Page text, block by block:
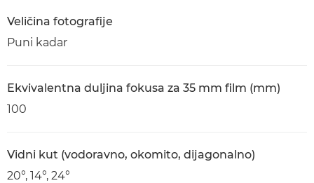
Veličina fotografije
Puni kadar
Ekvivalentna duljina fokusa za 35 mm film (mm)
100
Vidni kut (vodoravno, okomito, dijagonalno)
20°, 14°, 24°